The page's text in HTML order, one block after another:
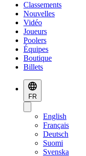
Classements
Nouvelles
Vidéo
Joueurs
Poolers
Équipes
Boutique
Billets
FR
English
Français
Deutsch
Suomi
Svenska